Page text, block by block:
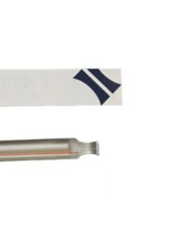
2605, 1,8 x